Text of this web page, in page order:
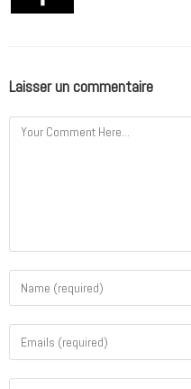
Laisser un commentaire